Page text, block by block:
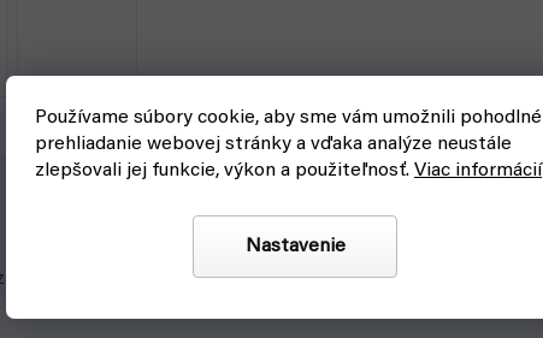
Používame súbory cookie, aby sme vám umožnili pohodlné
prehliadanie webovej stránky a vďaka analýze neustále
zlepšovali jej funkcie, výkon a použiteľnosť. Viac informácií
Nastavenie
ešte viac cool cenu.